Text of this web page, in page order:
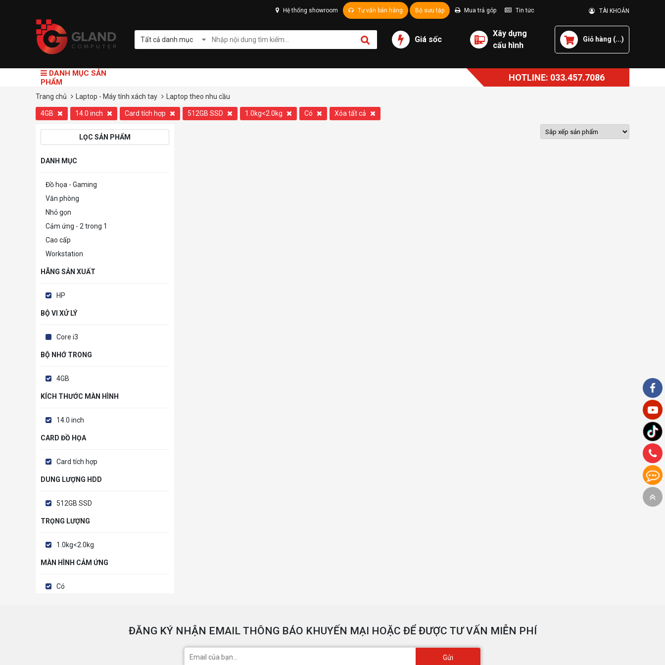
Hệ thống showroom Tư vấn bán hàng Bộ sưu tập Mua trả góp Tin tức TÀI KHOẢN
Tất cả danh mục Giá sốc
Xây dựng
cấu hình
Giỏ hàng (...)
DANH MỤC SẢN
PHẨM
HOTLINE: 033.457.7086
Trang chủ Laptop - Máy tính xách tay Laptop theo nhu cầu
4GB 14.0 inch Card tích hợp 512GB SSD 1.0kg<2.0kg Có Xóa tất cả
LỌC SẢN PHẨM
DANH MỤC
Đồ họa - Gaming
Văn phòng
Nhỏ gọn
Cảm ứng - 2 trong 1
Cao cấp
Workstation
HÃNG SẢN XUẤT
HP
BỘ VI XỬ LÝ
Core i3
BỘ NHỚ TRONG
4GB
KÍCH THƯỚC MÀN HÌNH
14.0 inch
CARD ĐỒ HỌA
Card tích hợp
DUNG LƯỢNG HDD
512GB SSD
TRỌNG LƯỢNG
1.0kg<2.0kg
MÀN HÌNH CẢM ỨNG
Có
ĐĂNG KÝ NHẬN EMAIL THÔNG BÁO KHUYẾN MẠI HOẶC ĐỂ ĐƯỢC TƯ VẤN MIỄN PHÍ
Gửi